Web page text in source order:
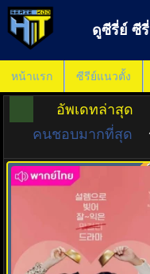
ดูซีรี่ย์ ซี
หน้าแรก ซีรีย์แนวตั้ง
อัพเดทล่าสุด
คนชอบมากที่สุด
8.0